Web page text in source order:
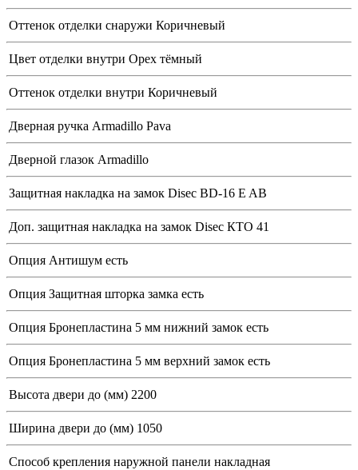
Оттенок отделки снаружи Коричневый
Цвет отделки внутри Орех тёмный
Оттенок отделки внутри Коричневый
Дверная ручка Armadillo Pava
Дверной глазок Armadillo
Защитная накладка на замок Disec BD-16 E AВ
Доп. защитная накладка на замок Disec КТО 41
Опция Антишум есть
Опция Защитная шторка замка есть
Опция Бронепластина 5 мм нижний замок есть
Опция Бронепластина 5 мм верхний замок есть
Высота двери до (мм) 2200
Ширина двери до (мм) 1050
Способ крепления наружной панели накладная